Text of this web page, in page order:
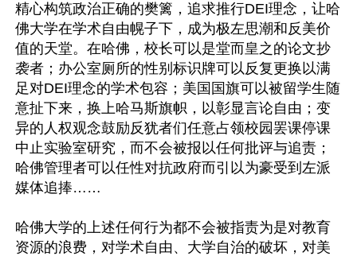
精心构筑政治正确的樊篱，追求推行DEI理念，让哈
佛大学在学术自由幌子下，成为极左思潮和反美价
值的天堂。在哈佛，校长可以是堂而皇之的论文抄
袭者；办公室厕所的性别标识牌可以反复更换以满
足对DEI理念的学术包容；美国国旗可以被留学生随
意扯下来，换上哈马斯旗帜，以彰显言论自由；变
异的人权观念鼓励反犹者们任意占领校园罢课停课
中止实验室研究，而不会被报以任何批评与追责；
哈佛管理者可以任性对抗政府而引以为豪受到左派
媒体追捧……
哈佛大学的上述任何行为都不会被指责为是对教育
资源的浪费，对学术自由、大学自治的破坏，对美